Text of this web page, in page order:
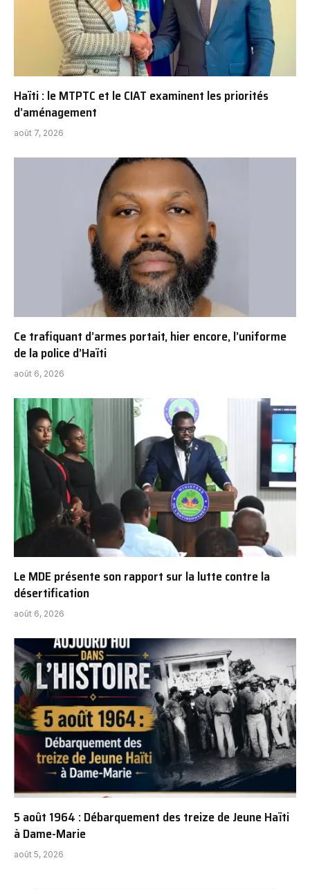
Haïti : le MTPTC et le CIAT examinent les priorités
d’aménagement
août 7, 2026
Ce trafiquant d’armes portait, hier encore, l’uniforme
de la police d’Haïti
août 6, 2026
Le MDE présente son rapport sur la lutte contre la
désertification
août 6, 2026
5 août 1964 : Débarquement des treize de Jeune Haïti
à Dame-Marie
août 5, 2026